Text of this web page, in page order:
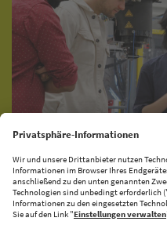
CENTRE FOR FUTURE
Halle 43 bringt Innovation